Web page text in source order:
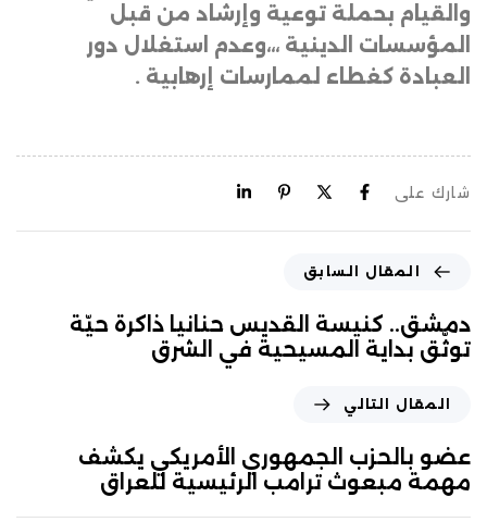
والقيام بحملة توعية وإرشاد من قبل
المؤسسات الدينية ،،،وعدم استغلال دور
العبادة كغطاء لممارسات إرهابية .
شارك على
المقال السابق
دمشق.. كنيسة القديس حنانيا ذاكرة حيّة
توثّق بداية المسيحية في الشرق
المقال التالي
عضو بالحزب الجمهوري الأمريكي يكشف
مهمة مبعوث ترامب الرئيسية للعراق